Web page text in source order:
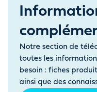
Notre section de
toutes les
besoin : fiches
ainsi que des